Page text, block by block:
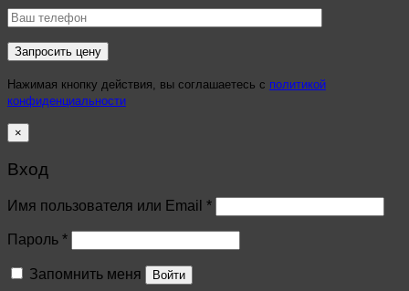
Нажимая кнопку действия, вы соглашаетесь с политикой
конфиденциальности
×
Вход
Имя пользователя или Email *
Пароль *
Запомнить меня Войти